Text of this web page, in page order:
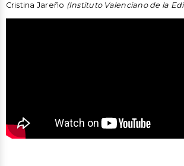
Cristina Jareño (Instituto Valenciano de la